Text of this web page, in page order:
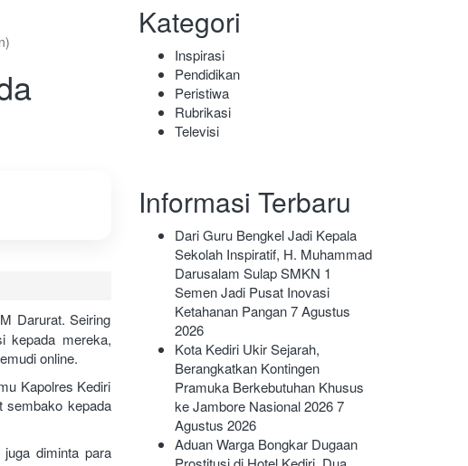
Darurat. Seiring
kepada mereka,
online.
Kapolres Kediri
sembako kepada
diminta para
Kategori
Inspirasi
Pendidikan
Peristiwa
Rubrikasi
Televisi
Informasi Terbaru
Dari Guru Bengkel Jadi Kepala
Sekolah Inspiratif, H. Muhammad
Darusalam Sulap SMKN 1
Semen Jadi Pusat Inovasi
Ketahanan Pangan 7 Agustus
2026
Kota Kediri Ukir Sejarah,
Berangkatkan Kontingen
Pramuka Berkebutuhan Khusus
ke Jambore Nasional 2026 7
Agustus 2026
Aduan Warga Bongkar Dugaan